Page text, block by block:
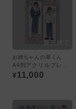
お姉ちゃんの翠くん
¥11,000